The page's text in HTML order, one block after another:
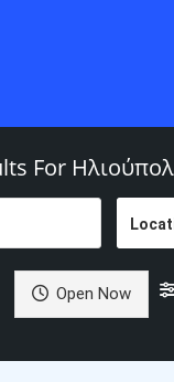
For
Open Now